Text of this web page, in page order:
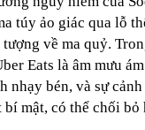
túy ảo giác qua lỗ
về ma quỷ.
Eats là âm mưu
nhạy bén, và sự
mật, có thể chối bỏ